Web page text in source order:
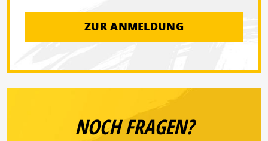
ZUR ANMELDUNG
NOCH FRAGEN?